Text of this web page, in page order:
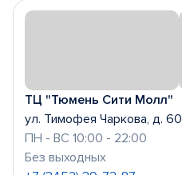
ТЦ "Тюмень Сити Молл"
ул. Тимофея Чаркова, д. 60
ПН - ВС 10:00 - 22:00
Без выходных